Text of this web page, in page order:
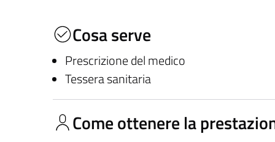
Cosa serve
Prescrizione del medico
Tessera sanitaria
Come ottenere la